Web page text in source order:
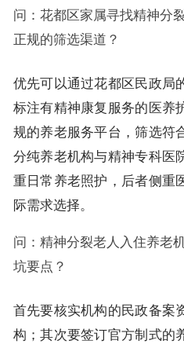
问：花都区家属寻找精神分
正规的筛选渠道？
优先可以通过花都区民政局
标注有精神康复服务的医养
规的养老服务平台，筛选符
分纯养老机构与精神专科医
重日常养老照护，后者侧重
际需求选择。
问：精神分裂老人入住养老
坑要点？
首先要核实机构的民政备案
构；其次要签订官方制式的